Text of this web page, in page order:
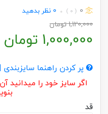
0
( 0 )
0 نظر بدهید
1,120,000تومان
1,000,000 تومان
پر کردن راهنما
اگر سایز خود را میدانید
قد